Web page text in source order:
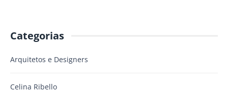
Categorias
Arquitetos e Designers
Celina Ribello